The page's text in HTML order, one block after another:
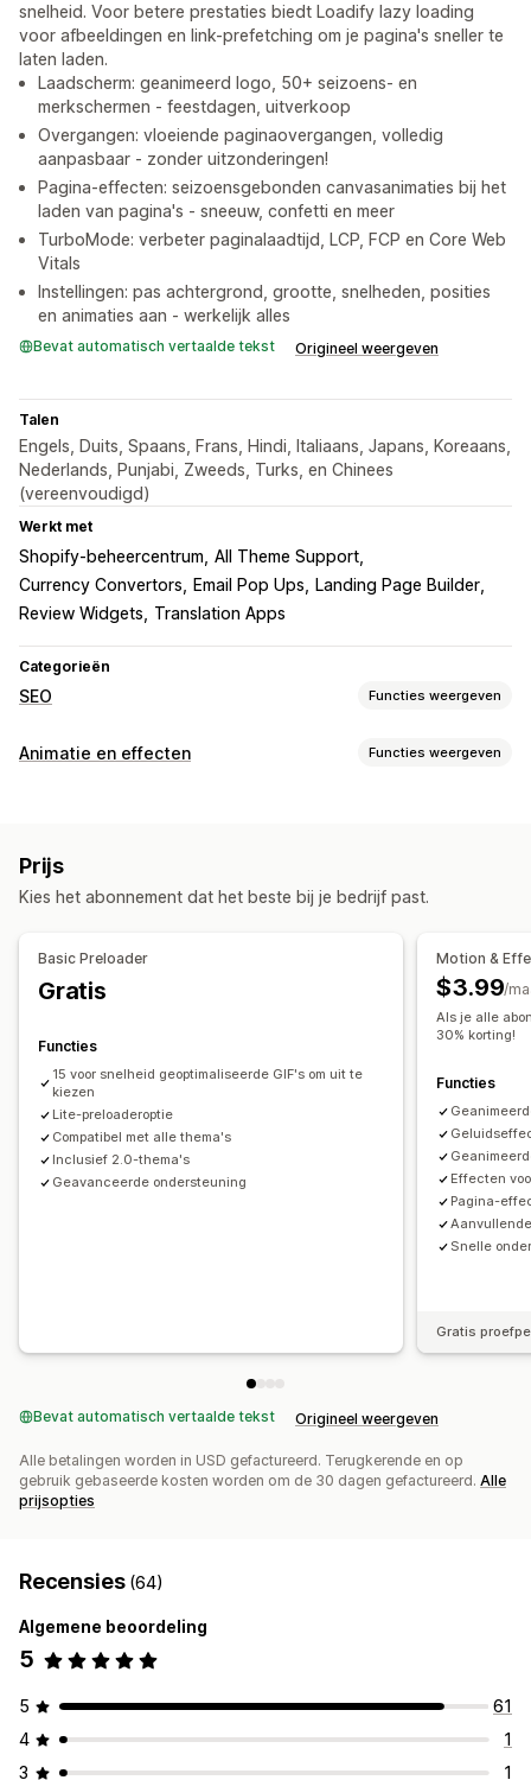
snelheid. Voor betere prestaties biedt Loadify lazy loading
voor afbeeldingen en link-prefetching om je pagina's sneller te
laten laden.
Laadscherm: geanimeerd logo, 50+ seizoens- en
merkschermen - feestdagen, uitverkoop
Overgangen: vloeiende paginaovergangen, volledig
aanpasbaar - zonder uitzonderingen!
Pagina-effecten: seizoensgebonden canvasanimaties bij het
laden van pagina's - sneeuw, confetti en meer
TurboMode: verbeter paginalaadtijd, LCP, FCP en Core Web
Vitals
Instellingen: pas achtergrond, grootte, snelheden, posities
en animaties aan - werkelijk alles
Bevat automatisch vertaalde tekst Origineel weergeven
Talen
Engels, Duits, Spaans, Frans, Hindi, Italiaans, Japans, Koreaans,
Nederlands, Punjabi, Zweeds, Turks, en Chinees
(vereenvoudigd)
Werkt met
Shopify-beheercentrum All Theme Support
Currency Convertors
Email Pop Ups
Landing Page Builder
Review Widgets
Translation Apps
Categorieën
SEO Functies weergeven
SEO-tools
Snelheidsoptimalisatie
Optimalisatie van metagegevens
Thema-optimalisatie
Prestaties bijhouden
Websiteverkeer
Testen
Animatie en effecten Functies weergeven
Cursoreffecten
Interactieve animaties
Paginaspecifieke effecten
Pictogrammen
Bestanden uploaden
Mobiel responsief
Seizoensevenementen
Herfst
Black Friday (BFCM) Kerst
Halloween
Nieuwjaarsdag
Aanbiedingen Aangepaste evenementen
Prijs
Kies het abonnement dat het beste bij je bedrijf past.
Basic Preloader
Gratis
Functies
15 voor snelheid geoptimaliseerde GIF's om uit te
kiezen
Lite-preloaderoptie
Compatibel met alle thema's
Inclusief 2.0-thema's
Geavanceerde ondersteuning
Motion &
$3.99/
Als je alle
30% korting!
Functies
Effecten
Pagina-
Snelle
Gratis
Bevat automatisch vertaalde tekst Origineel weergeven
Alle betalingen worden in USD gefactureerd. Terugkerende en op
gebruik gebaseerde kosten worden om de 30 dagen gefactureerd. Alle
prijsopties
Recensies (64)
Algemene beoordeling
5
5
61
4
1
3
1